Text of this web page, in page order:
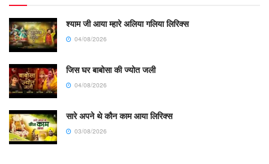
श्याम जी आया म्हारे अलिया गलिया लिरिक्स
04/08/2026
जिस घर बाबोसा की ज्योत जली
04/08/2026
सारे अपने थे कौन काम आया लिरिक्स
03/08/2026